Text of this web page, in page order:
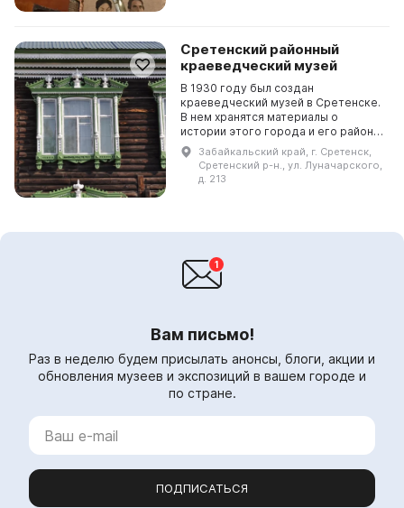
Сретенский районный
краеведческий музей
В 1930 году был создан
краеведческий музей в Сретенске.
В нем хранятся материалы о
истории этого города и его района.
Площадь выставочных залов
учреждения составляет 300
квадратных метров. В них предс...
Забайкальский край, г. Сретенск,
Сретенский р-н., ул. Луначарского,
д. 213
Вам письмо!
Раз в неделю будем присылать анонсы, блоги, акции и
обновления музеев и экспозиций в вашем городе и
по стране.
ПОДПИСАТЬСЯ